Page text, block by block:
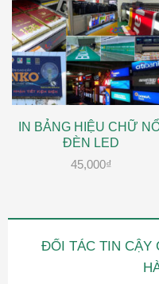
IN BẢNG HIỆU CHỮ
ĐÈN LED
45,000₫
ĐỐI TÁC TIN CẬY